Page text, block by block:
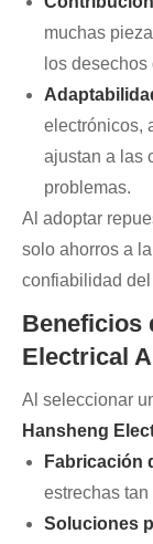
muchas
los
electrónicos,
ajustan a las
problemas.
Al adoptar
solo ahorros a
confiabilidad del
Beneficios
Electrical
Al seleccionar
Hansheng
Fabricación
estrechas
Soluciones